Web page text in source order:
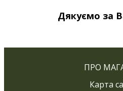
Дякуємо за
ПРО
Карта